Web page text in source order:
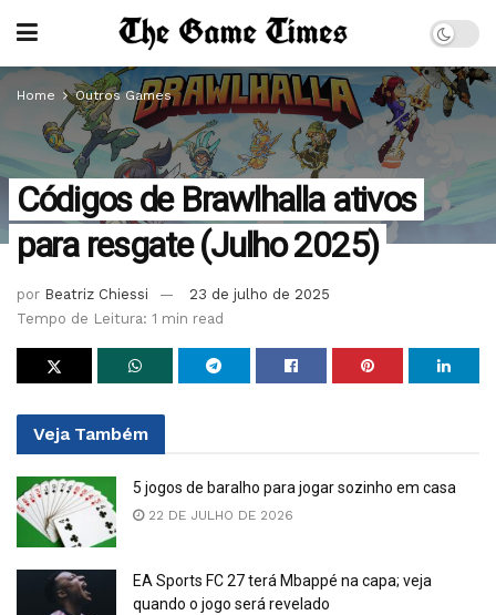
Home Outros Games
Códigos de Brawlhalla ativos
para resgate (Julho 2025)
por Beatriz Chiessi
23 de julho de 2025
Tempo de Leitura: 1 min read
Veja Também
5 jogos de baralho para jogar sozinho em casa
22 DE JULHO DE 2026
EA Sports FC 27 terá Mbappé na capa; veja
quando o jogo será revelado